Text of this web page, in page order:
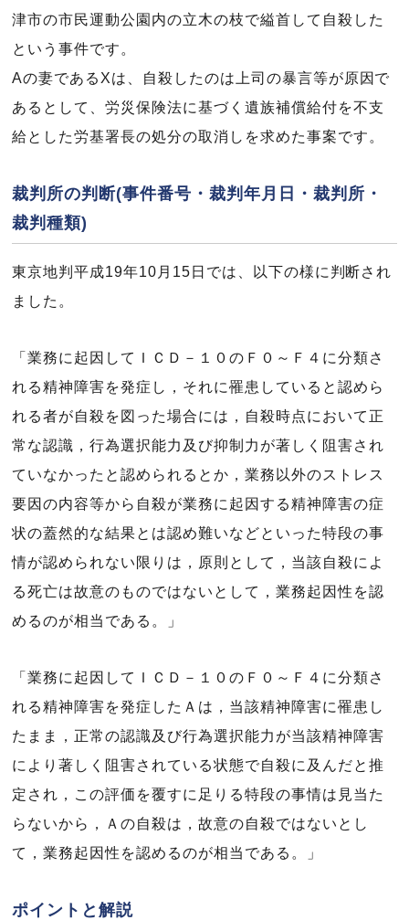
津市の市民運動公園内の立木の枝で縊首して自殺した
という事件です。
Aの妻であるXは、自殺したのは上司の暴言等が原因で
あるとして、労災保険法に基づく遺族補償給付を不支
給とした労基署長の処分の取消しを求めた事案です。
裁判所の判断(事件番号・裁判年月日・裁判所・
裁判種類)
東京地判平成19年10月15日では、以下の様に判断され
ました。
「業務に起因してＩＣＤ－１０のＦ０～Ｆ４に分類さ
れる精神障害を発症し，それに罹患していると認めら
れる者が自殺を図った場合には，自殺時点において正
常な認識，行為選択能力及び抑制力が著しく阻害され
ていなかったと認められるとか，業務以外のストレス
要因の内容等から自殺が業務に起因する精神障害の症
状の蓋然的な結果とは認め難いなどといった特段の事
情が認められない限りは，原則として，当該自殺によ
る死亡は故意のものではないとして，業務起因性を認
めるのが相当である。」
「業務に起因してＩＣＤ－１０のＦ０～Ｆ４に分類さ
れる精神障害を発症したＡは，当該精神障害に罹患し
たまま，正常の認識及び行為選択能力が当該精神障害
により著しく阻害されている状態で自殺に及んだと推
定され，この評価を覆すに足りる特段の事情は見当た
らないから，Ａの自殺は，故意の自殺ではないとし
て，業務起因性を認めるのが相当である。」
ポイントと解説